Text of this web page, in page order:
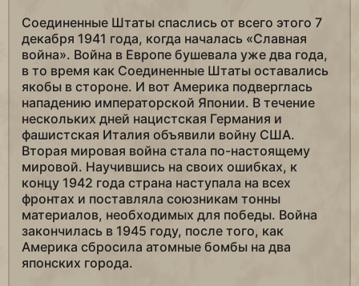
Соединенные Штаты спаслись от всего этого 7
декабря 1941 года, когда началась «Славная
война». Война в Европе бушевала уже два года,
в то время как Соединенные Штаты оставались
якобы в стороне. И вот Америка подверглась
нападению императорской Японии. В течение
нескольких дней нацистская Германия и
фашистская Италия объявили войну США.
Вторая мировая война стала по-настоящему
мировой. Научившись на своих ошибках, к
концу 1942 года страна наступала на всех
фронтах и поставляла союзникам тонны
материалов, необходимых для победы. Война
закончилась в 1945 году, после того, как
Америка сбросила атомные бомбы на два
японских города.